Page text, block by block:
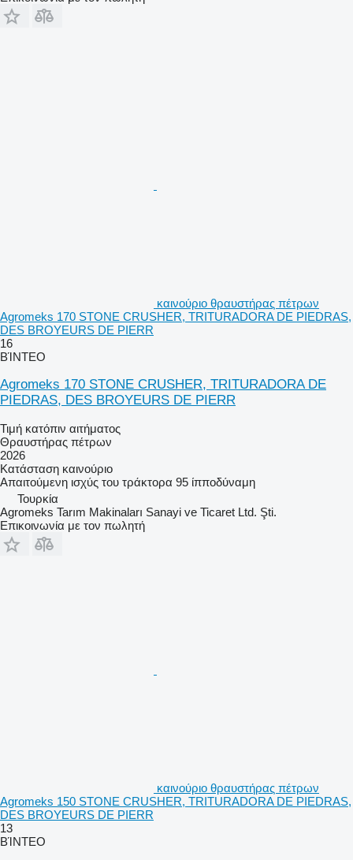
καινούριο θραυστήρας πέτρων
Agromeks 170 STONE CRUSHER, TRITURADORA DE PIEDRAS,
DES BROYEURS DE PIERR
16
ΒΊΝΤΕΟ
Agromeks 170 STONE CRUSHER, TRITURADORA DE
PIEDRAS, DES BROYEURS DE PIERR
Τιμή κατόπιν αιτήματος
Θραυστήρας πέτρων
2026
Κατάσταση καινούριο
Απαιτούμενη ισχύς του τράκτορα 95 ίπποδύναμη
Τουρκία
Agromeks Tarım Makinaları Sanayi ve Ticaret Ltd. Şti.
Επικοινωνία με τον πωλητή
καινούριο θραυστήρας πέτρων
Agromeks 150 STONE CRUSHER, TRITURADORA DE PIEDRAS,
DES BROYEURS DE PIERR
13
ΒΊΝΤΕΟ